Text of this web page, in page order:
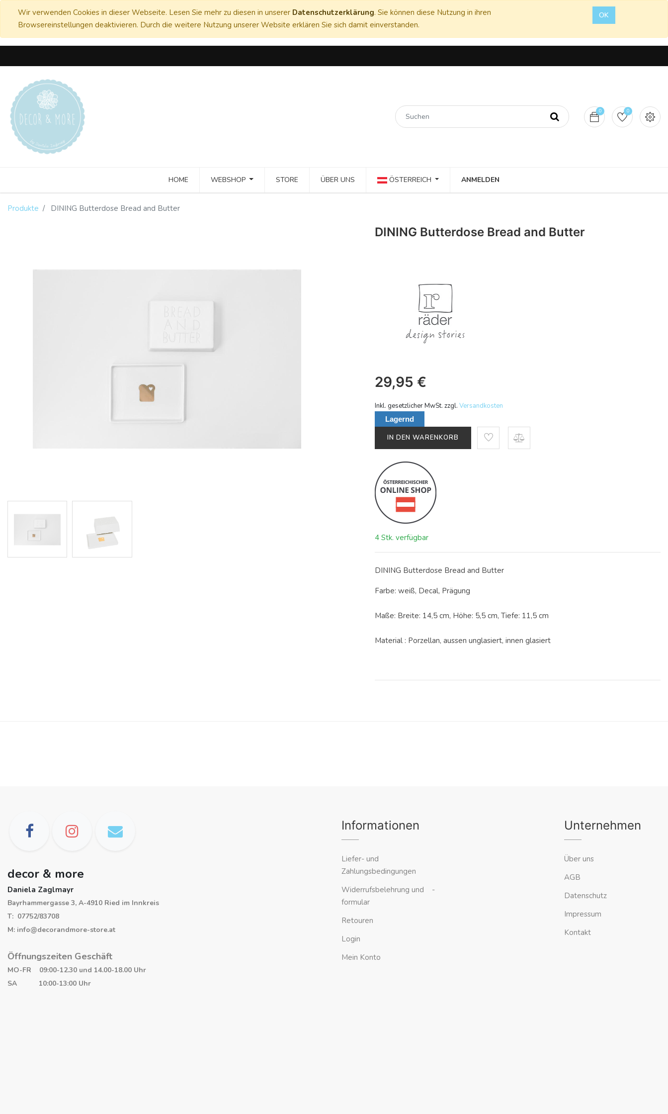
Wir verwenden Cookies in dieser Webseite. Lesen Sie mehr zu diesen in unserer Datenschutzerklärung. Sie können diese Nutzung in ihren
Browsereinstellungen deaktivieren. Durch die weitere Nutzung unserer Website erklären Sie sich damit einverstanden.
OK
0 0
HOME WEBSHOP STORE ÜBER UNS ÖSTERREICH ANMELDEN
Produkte DINING Butterdose Bread and Butter
DINING Butterdose Bread and Butter
29,95 €
Inkl. gesetzlicher MwSt. zzgl.Versandkosten
Lagernd
IN DEN WARENKORB
4 Stk. verfügbar
DINING Butterdose Bread and Butter
Farbe: weiß, Decal, Prägung
Maße: Breite: 14,5 cm, Höhe: 5,5 cm, Tiefe: 11,5 cm
Material : Porzellan, aussen unglasiert, innen glasiert
decor & more
Daniela Zaglmayr
Bayrhammergasse 3, A-4910 Ried im Innkreis
T: 07752/83708
M: info@decorandmore-store.at
Öffnungszeiten Geschäft
MO-FR 09:00-12.30 und 14.00-18.00 Uhr
SA 10:00-13:00 Uhr
Informationen
Liefer- und
Zahlungsbedingungen
Widerrufsbelehrung und -
formular
Retouren
Login
Mein Konto
Unternehmen
Über uns
AGB
Datenschutz
Impressum
Kontakt